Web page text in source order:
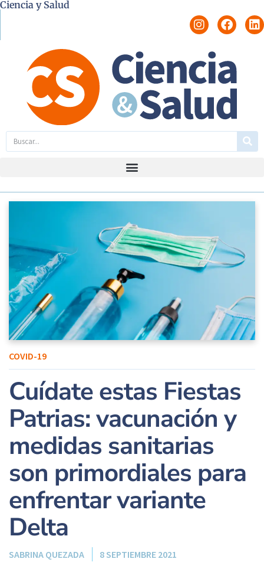
Ciencia y Salud
COVID-19
Cuídate estas Fiestas
Patrias: vacunación y
medidas sanitarias
son primordiales para
enfrentar variante
Delta
SABRINA QUEZADA 8 SEPTIEMBRE 2021